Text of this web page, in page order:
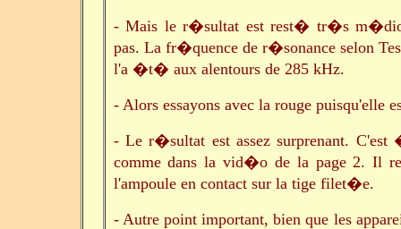
- Mais le r�sultat est rest� tr�s
pas. La fr�quence de r�sonance selon
l'a �t� aux alentours de 285 kHz.
- Alors essayons avec la rouge puisqu'elle
- Le r�sultat est assez surprenant.
comme dans la vid�o de la page 2. Il
l'ampoule en contact sur la tige filet�e.
- Autre point important, bien que les